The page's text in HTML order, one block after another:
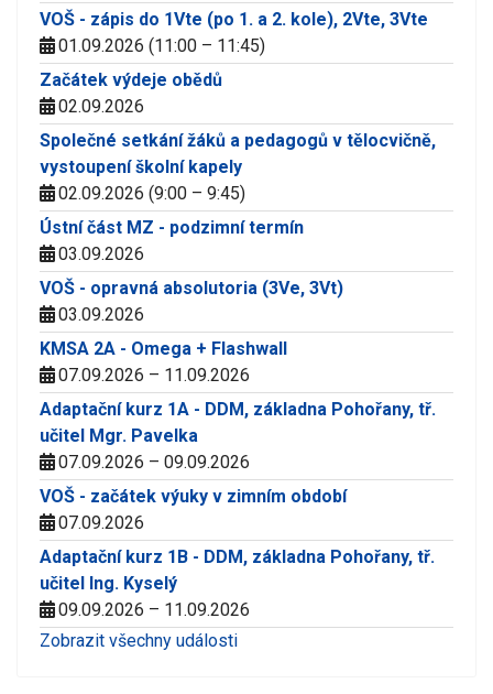
VOŠ - zápis do 1Vte (po 1. a 2. kole), 2Vte, 3Vte
01.09.2026 (11:00 – 11:45)
Začátek výdeje obědů
02.09.2026
Společné setkání žáků a pedagogů v tělocvičně,
vystoupení školní kapely
02.09.2026 (9:00 – 9:45)
Ústní část MZ - podzimní termín
03.09.2026
VOŠ - opravná absolutoria (3Ve, 3Vt)
03.09.2026
KMSA 2A - Omega + Flashwall
07.09.2026 – 11.09.2026
Adaptační kurz 1A - DDM, základna Pohořany, tř.
učitel Mgr. Pavelka
07.09.2026 – 09.09.2026
VOŠ - začátek výuky v zimním období
07.09.2026
Adaptační kurz 1B - DDM, základna Pohořany, tř.
učitel Ing. Kyselý
09.09.2026 – 11.09.2026
Zobrazit všechny události